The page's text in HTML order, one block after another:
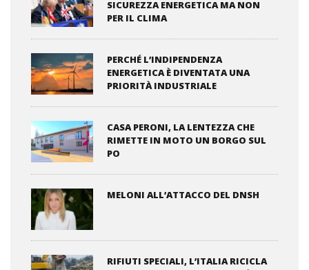
SICUREZZA ENERGETICA MA NON
PER IL CLIMA
PERCHÉ L’INDIPENDENZA
ENERGETICA È DIVENTATA UNA
PRIORITÀ INDUSTRIALE
CASA PERONI, LA LENTEZZA CHE
RIMETTE IN MOTO UN BORGO SUL
PO
MELONI ALL’ATTACCO DEL DNSH
RIFIUTI SPECIALI, L’ITALIA RICICLA